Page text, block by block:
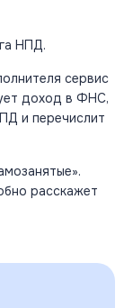
НПД.
сервис
доход в ФНС,
и перечислит
расскажет